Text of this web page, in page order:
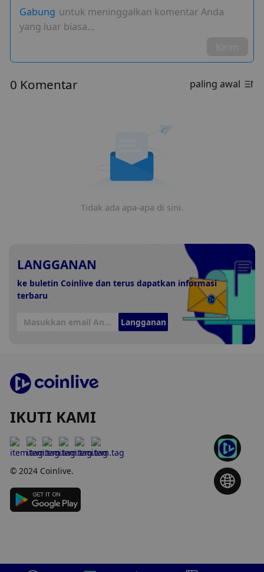
Gabung untuk meninggalkan komentar Anda
yang luar biasa…
0 Komentar paling awal
Tidak ada apa-apa di sini.
LANGGANAN
ke buletin Coinlive dan terus dapatkan informasi
terbaru
Langganan
IKUTI KAMI
© 2024 Coinlive.